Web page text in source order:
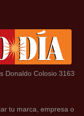
Donaldo Colosio 3163
tu marca, empresa o